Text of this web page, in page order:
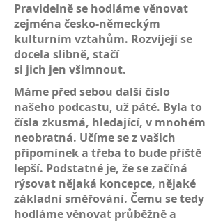
Pravidelně se hodláme věnovat
zejména česko-německým
kulturním vztahům. Rozvíjejí se
docela slibně, stačí
si jich jen všimnout.
Máme před sebou další číslo
našeho podcastu, už páté. Byla to
čísla zkusmá, hledající, v mnohém
neobratná. Učíme se z vašich
připomínek a třeba to bude příště
lepší. Podstatné je, že se začíná
rýsovat nějaká koncepce, nějaké
základní směřování. Čemu se tedy
hodláme věnovat průběžně a